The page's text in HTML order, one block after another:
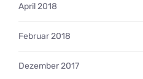
April 2018
Februar 2018
Dezember 2017